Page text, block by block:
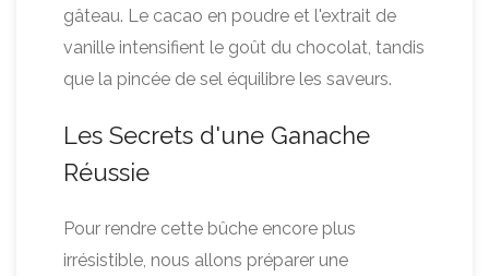
gâteau. Le cacao en poudre et l'extrait de
vanille intensifient le goût du chocolat, tandis
que la pincée de sel équilibre les saveurs.
Les Secrets d'une Ganache
Réussie
Pour rendre cette bûche encore plus
irrésistible, nous allons préparer une